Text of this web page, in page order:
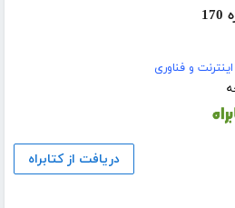
اینترنت و فناوری
دریافت از کتابراه